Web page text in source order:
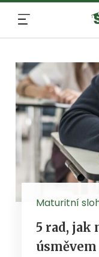
Maturitní
5 rad, jak